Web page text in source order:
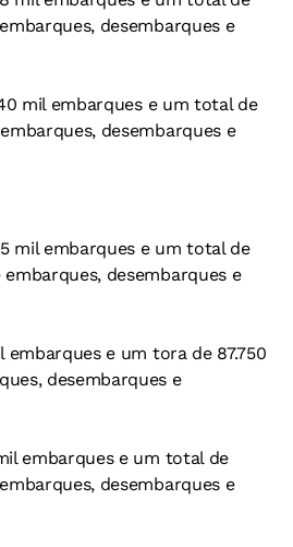
desembarques e
mil embarques e um total de
desembarques e
mil embarques e um total de
desembarques e
embarques e um tora de 87.750
desembarques e
embarques e um total de
desembarques e